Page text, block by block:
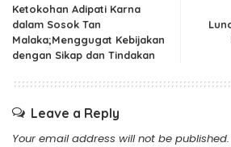
Ketokohan Adipati Karna
dalam Sosok Tan
Malaka;Menggugat Kebijakan
dengan Sikap dan Tindakan
Leave a Reply
Your email address will not be published.